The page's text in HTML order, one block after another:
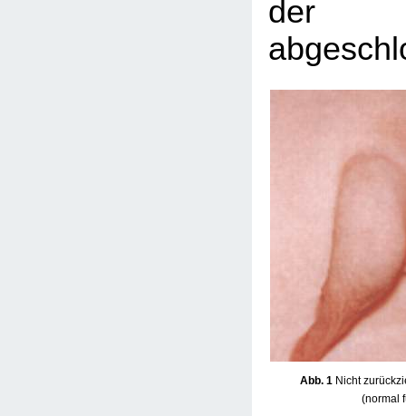
der
Abb. 1 Nicht
(normal